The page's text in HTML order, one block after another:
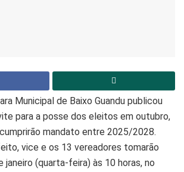
Municipal de Baixo Guandu publicou
para a posse dos eleitos em outubro,
mandato entre 2025/2028.
vice e os 13 vereadores tomarão
janeiro (quarta-feira) às 10 horas, no